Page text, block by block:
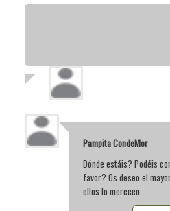
Pampita CondeMor
Dónde estáis? Podéis
favor? Os deseo el
ellos lo merecen.